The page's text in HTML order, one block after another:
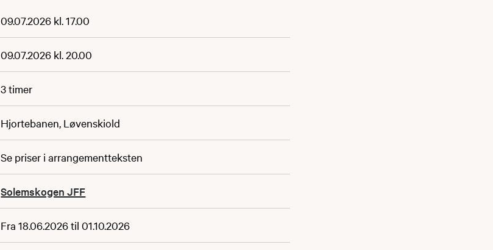
09.07.2026 kl. 17.00
09.07.2026 kl. 20.00
3 timer
Hjortebanen, Løvenskiold
Se priser i arrangementteksten
Solemskogen JFF
Fra 18.06.2026 til 01.10.2026